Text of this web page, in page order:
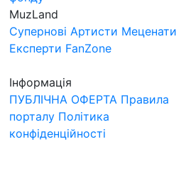
MuzLand
Супернові Артисти Меценати
Експерти FanZone
Інформація
ПУБЛІЧНА ОФЕРТА Правила
порталу Політика
конфіденційності